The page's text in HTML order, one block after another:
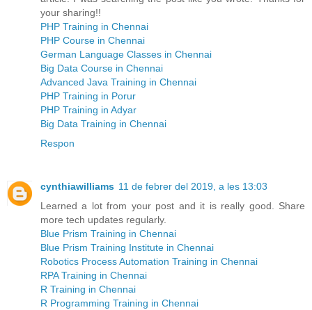
your sharing!!
PHP Training in Chennai
PHP Course in Chennai
German Language Classes in Chennai
Big Data Course in Chennai
Advanced Java Training in Chennai
PHP Training in Porur
PHP Training in Adyar
Big Data Training in Chennai
Respon
cynthiawilliams 11 de febrer del 2019, a les 13:03
Learned a lot from your post and it is really good. Share
more tech updates regularly.
Blue Prism Training in Chennai
Blue Prism Training Institute in Chennai
Robotics Process Automation Training in Chennai
RPA Training in Chennai
R Training in Chennai
R Programming Training in Chennai